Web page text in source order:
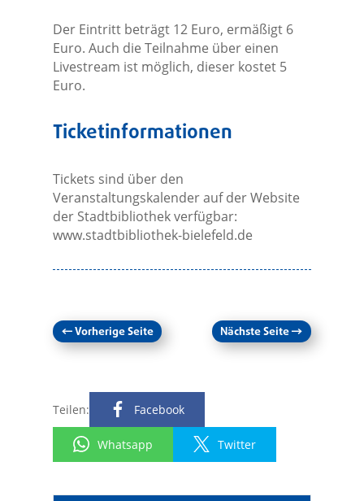
Der Eintritt beträgt 12 Euro, ermäßigt 6
Euro. Auch die Teilnahme über einen
Livestream ist möglich, dieser kostet 5
Euro.
Ticketinformationen
Tickets sind über den
Veranstaltungskalender auf der Website
der Stadtbibliothek verfügbar:
www.stadtbibliothek-bielefeld.de
←Vorherige Seite Nächste Seite→
Teilen: Facebook
Whatsapp Twitter